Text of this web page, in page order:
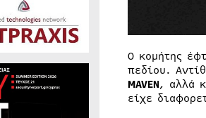
Ο κομήτης
πεδίου.
MAVEN, αλλά
είχε